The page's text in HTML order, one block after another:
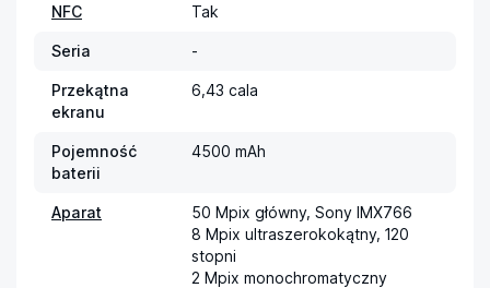
NFC Tak
Seria -
Przekątna
ekranu
6,43 cala
Pojemność
baterii
4500 mAh
Aparat
50 Mpix główny, Sony IMX766
8 Mpix ultraszerokokątny, 120
stopni
2 Mpix monochromatyczny